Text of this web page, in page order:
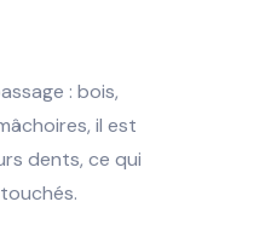
: bois,
il est
dents, ce qui